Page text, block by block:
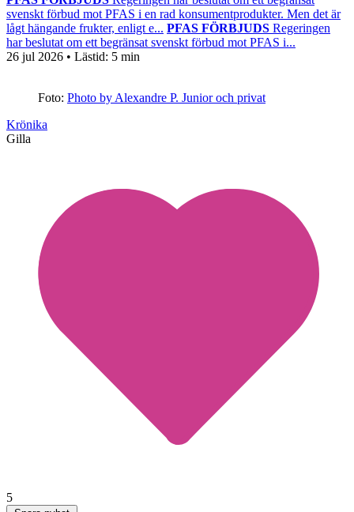
svenskt förbud mot PFAS i en rad konsumentprodukter. Men det är
lågt hängande frukter, enligt e... PFAS FÖRBJUDS Regeringen
har beslutat om ett begränsat svenskt förbud mot PFAS i...
26 jul 2026 • Lästid: 5 min
Foto: Photo by Alexandre P. Junior och privat
Krönika
Gilla
5